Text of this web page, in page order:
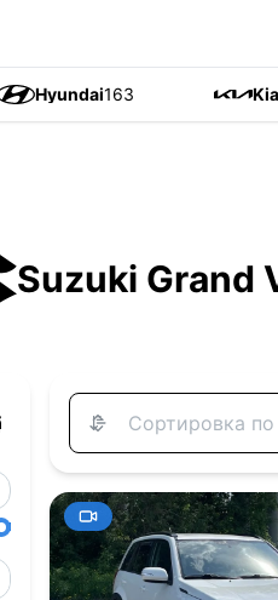
Hyundai163 Kia
Suzuki Grand